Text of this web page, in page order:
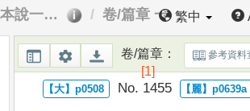
T1455 根本說一切有部苾芻尼戒經 卷/篇章 一 繁中
卷/篇章：
[1]
參考資料
No. 1455